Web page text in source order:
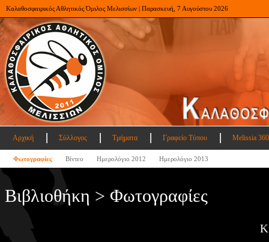
Καλαθοσφαιρικός Αθλητικός Όμιλος Μελισσίων | Παρασκευή, 7 Αυγούστου 2026
Αρχική Σύλλογος Τμήματα Γραφείο Τύπου Melissia
Φωτογραφίες Βίντεο Ημερολόγιο 2012 Ημερολόγιο 2013
Βιβλιοθήκη > Φωτογραφίες